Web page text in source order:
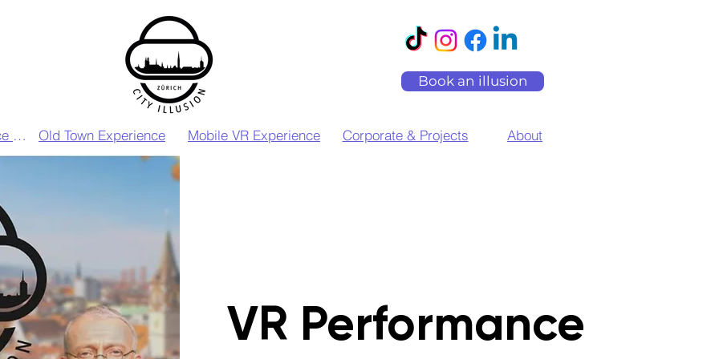
VIP VR Experience Zurich
Book an illusion
Old Town Experience Mobile VR Experience Corporate & Projects About
VR Performance